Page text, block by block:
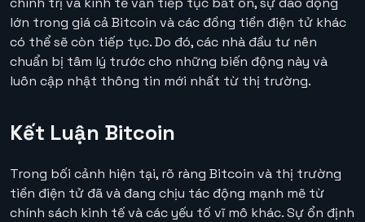
lớn trong giá cả Bitcoin và các đồng tiền điện tử khác
có thể sẽ còn tiếp tục. Do đó, các nhà đầu tư nên
chuẩn bị tâm lý trước cho những biến động này và
luôn cập nhật thông tin mới nhất từ thị trường.
Kết Luận Bitcoin
Trong bối cảnh hiện tại, rõ ràng Bitcoin và thị trường
tiền điện tử đã và đang chịu tác động mạnh mẽ từ
chính sách kinh tế và các yếu tố vĩ mô khác. Sự ổn định